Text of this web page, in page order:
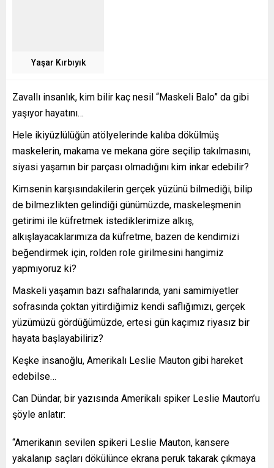
Yaşar Kırbıyık
Zavallı insanlık, kim bilir kaç nesil “Maskeli Balo” da gibi
yaşıyor hayatını…
Hele ikiyüzlülüğün atölyelerinde kalıba dökülmüş
maskelerin, makama ve mekana göre seçilip takılmasını,
siyasi yaşamın bir parçası olmadığını kim inkar edebilir?
Kimsenin karşısındakilerin gerçek yüzünü bilmediği, bilip
de bilmezlikten gelindiği günümüzde, maskeleşmenin
getirimi ile küfretmek istediklerimize alkış,
alkışlayacaklarımıza da küfretme, bazen de kendimizi
beğendirmek için, rolden role girilmesini hangimiz
yapmıyoruz ki?
Maskeli yaşamın bazı safhalarında, yani samimiyetler
sofrasında çoktan yitirdiğimiz kendi saflığımızı, gerçek
yüzümüzü gördüğümüzde, ertesi gün kaçımız riyasız bir
hayata başlayabiliriz?
Keşke insanoğlu, Amerikalı Leslie Mauton gibi hareket
edebilse…
Can Dündar, bir yazısında Amerikalı spiker Leslie Mauton’u
şöyle anlatır:
“Amerikanın sevilen spikeri Leslie Mauton, kansere
yakalanıp saçları dökülünce ekrana peruk takarak çıkmaya